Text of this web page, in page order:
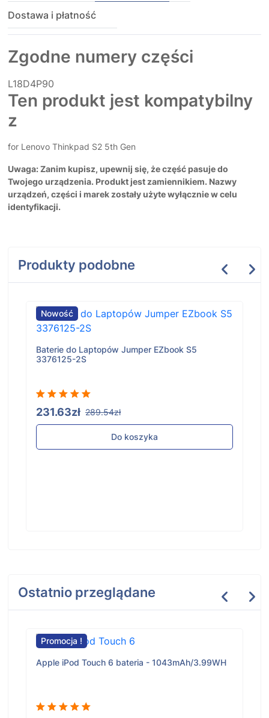
Dostawa i płatność
Zgodne numery części
L18D4P90
Ten produkt jest kompatybilny
z
for Lenovo Thinkpad S2 5th Gen
Uwaga: Zanim kupisz, upewnij się, że część pasuje do
Twojego urządzenia. Produkt jest zamiennikiem. Nazwy
urządzeń, części i marek zostały użyte wyłącznie w celu
identyfikacji.
Produkty podobne
Nowość
Baterie do Laptopów Jumper EZbook S5
3376125-2S
231.63zł 289.54zł
Do koszyka
Ostatnio przeglądane
Promocja !
Apple iPod Touch 6 bateria - 1043mAh/3.99WH